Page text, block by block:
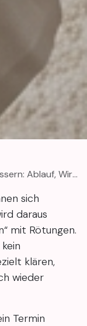
und was wirklich hilft
sich
daraus
mit Rötungen.
klären,
wieder
Termin